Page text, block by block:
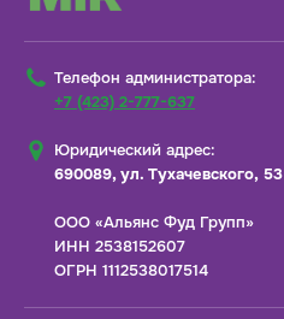
Телефон администратора:
+7 (423) 2-777-637
Юридический адрес:
690089, ул. Тухачевского, 53
ООО «Альянс Фуд Групп»
ИНН 2538152607
ОГРН 1112538017514